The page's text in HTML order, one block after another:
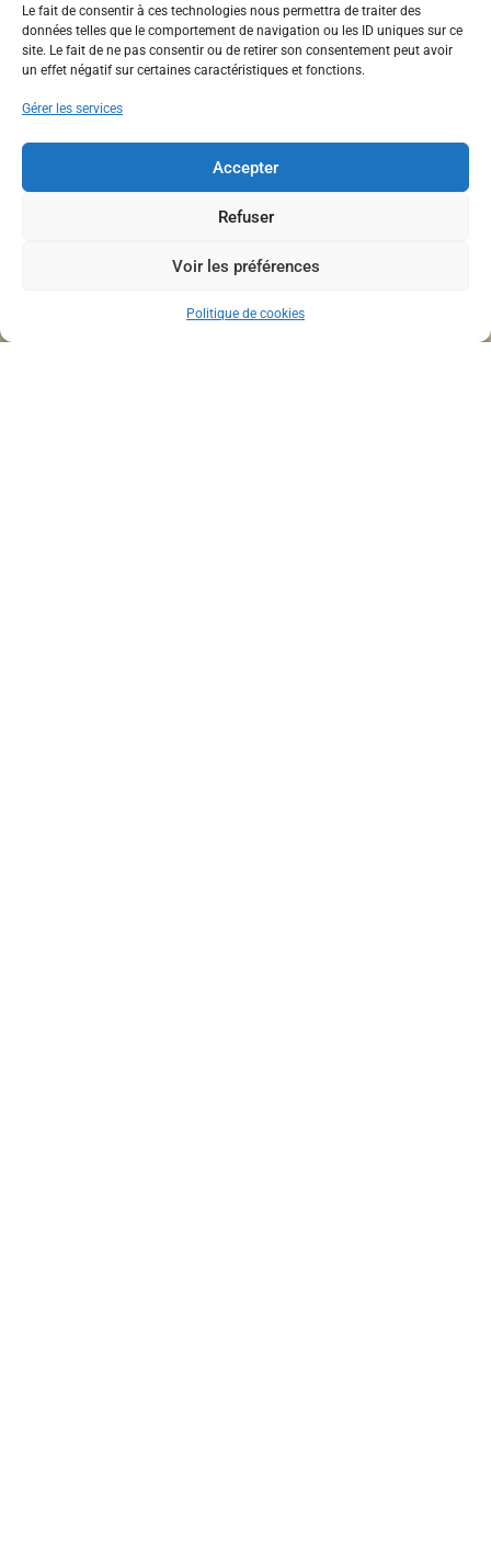
Le fait de consentir à ces technologies nous permettra de traiter des
données telles que le comportement de navigation ou les ID uniques sur ce
site. Le fait de ne pas consentir ou de retirer son consentement peut avoir
un effet négatif sur certaines caractéristiques et fonctions.
Gérer les services
Accepter
Refuser
Voir les préférences
Politique de cookies